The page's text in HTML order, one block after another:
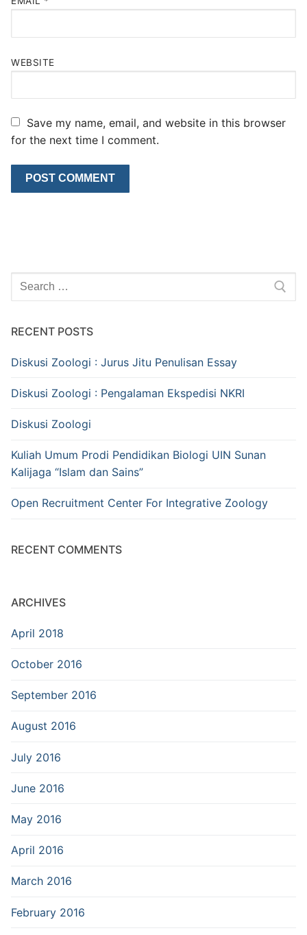
WEBSITE
Save my name, email, and website in this browser
for the next time I comment.
Search
RECENT POSTS
Diskusi Zoologi : Jurus Jitu Penulisan Essay
Diskusi Zoologi : Pengalaman Ekspedisi NKRI
Diskusi Zoologi
Kuliah Umum Prodi Pendidikan Biologi UIN Sunan
Kalijaga “Islam dan Sains”
Open Recruitment Center For Integrative Zoology
RECENT COMMENTS
ARCHIVES
April 2018
October 2016
September 2016
August 2016
July 2016
June 2016
May 2016
April 2016
March 2016
February 2016